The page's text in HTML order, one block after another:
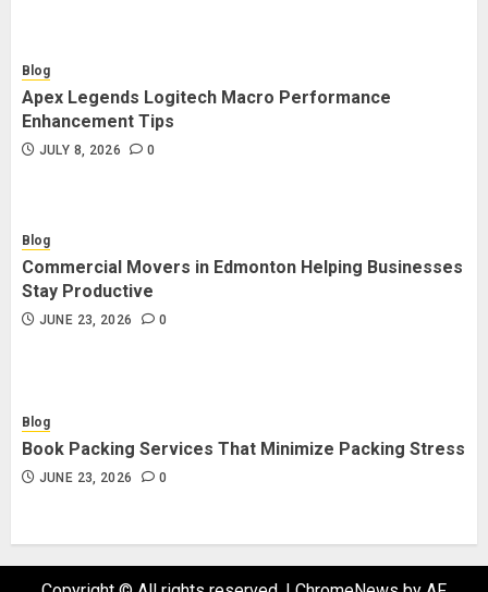
Blog
Apex Legends Logitech Macro Performance
Enhancement Tips
JULY 8, 2026 0
Blog
Commercial Movers in Edmonton Helping Businesses
Stay Productive
JUNE 23, 2026 0
Blog
Book Packing Services That Minimize Packing Stress
JUNE 23, 2026 0